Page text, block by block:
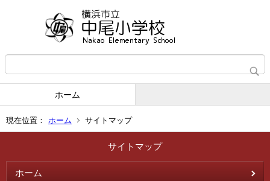
ホーム
現在位置： ホーム サイトマップ
サイトマップ
ホーム